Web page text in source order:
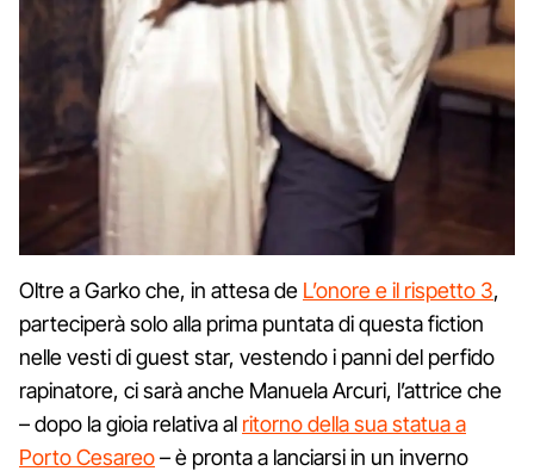
Oltre a Garko che, in attesa de L’onore e il rispetto 3,
parteciperà solo alla prima puntata di questa fiction
nelle vesti di guest star, vestendo i panni del perfido
rapinatore, ci sarà anche Manuela Arcuri, l’attrice che
– dopo la gioia relativa al ritorno della sua statua a
Porto Cesareo– è pronta a lanciarsi in un inverno